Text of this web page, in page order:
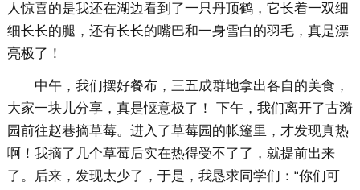
人惊喜的是我还在湖边看到了一只丹顶鹤，它长着一双细
细长长的腿，还有长长的嘴巴和一身雪白的羽毛，真是漂
亮极了！
中午，我们摆好餐布，三五成群地拿出各自的美食，
大家一块儿分享，真是惬意极了！ 下午，我们离开了古漪
园前往赵巷摘草莓。进入了草莓园的帐篷里，才发现真热
啊！我摘了几个草莓后实在热得受不了了，就提前出来
了。后来，发现太少了，于是，我恳求同学们：“你们可